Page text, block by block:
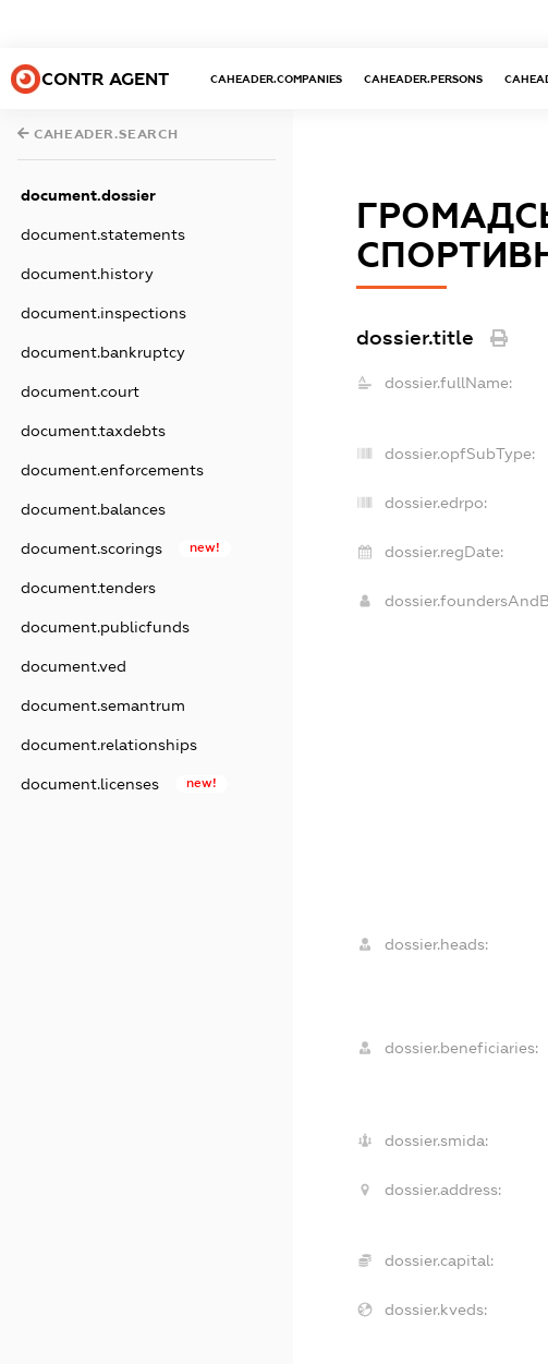
CONTR AGENT CAHEADER.COMPANIES CAHEADER.PERSONS
CAHEADER.SEARCH
document.dossier
document.statements
document.history
document.inspections
document.bankruptcy
document.court
document.taxdebts
document.enforcements
document.balances
document.scorings new!
document.tenders
document.publicfunds
document.ved
document.semantrum
document.relationships
document.licenses new!
dossier.title
dossier.fullName:
dossier.opfSubType:
dossier.edrpo:
dossier.regDate:
dossier.heads:
dossier.beneficiaries:
dossier.smida:
dossier.address:
dossier.capital:
dossier.kveds: